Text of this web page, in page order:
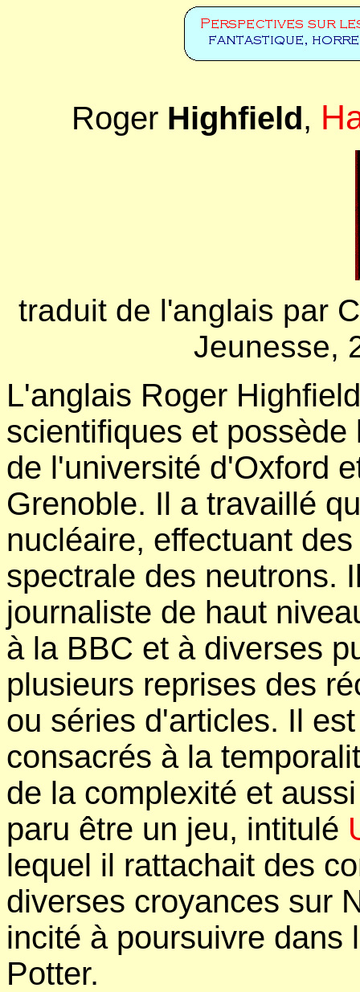
Roger Highfield,
traduit de l'anglais par
Jeunesse,
L'anglais Roger
scientifiques et
de l'université d'Oxford
Grenoble. Il a travaillé
nucléaire, effectuant
spectrale des neutrons.
journaliste de haut
à la BBC et à diverses
plusieurs reprises des
ou séries d'articles. Il
consacrés à la
de la complexité et
paru être un jeu, intitulé
lequel il rattachait des
diverses croyances sur
incité à poursuivre dans
Potter.